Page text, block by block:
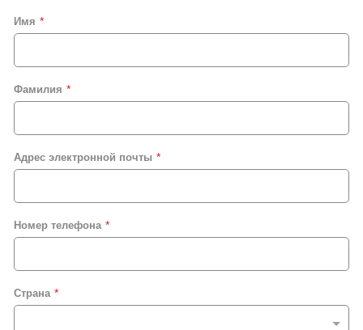
Имя
Фамилия
Адрес электронной почты
Номер телефона
Страна